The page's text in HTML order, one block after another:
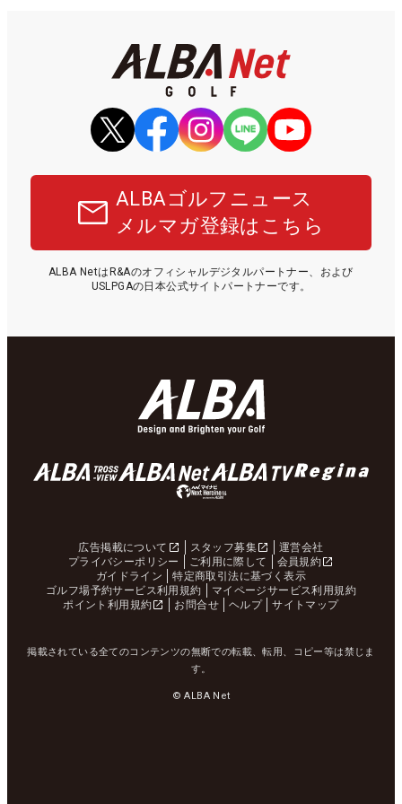
ALBAゴルフニュース
メルマガ登録はこちら
ALBA NetはR&Aのオフィシャルデジタルパートナー、および
USLPGAの日本公式サイトパートナーです。
広告掲載について スタッフ募集
運営会社
プライバシーポリシー
ご利用に際して
会員規約
ガイドライン
特定商取引法に基づく表示
ゴルフ場予約サービス利用規約
マイページサービス利用規約
ポイント利用規約
お問合せ ヘルプ サイトマップ
掲載されている全てのコンテンツの無断での転載、転用、コピー等は禁じま
す。
© ALBA Net